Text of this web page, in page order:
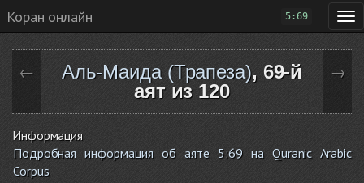
Коран онлайн 5:69
← Аль-Маида (Трапеза), 69-й
аят из 120
→
Информация
Подробная информация об аяте 5:69 на Quranic Arabic
Corpus